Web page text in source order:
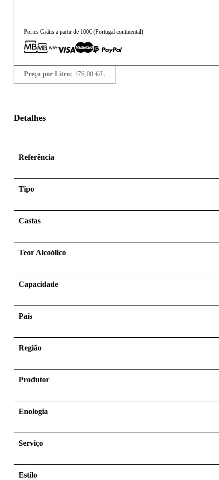
Portes Grátis a partir de 100€ (Portugal continental)
Preço por Litro: 176,00 €/L
Detalhes
Referência
Tipo
Castas
Teor Alcoólico
Capacidade
País
Região
Produtor
Enologia
Serviço
Estilo